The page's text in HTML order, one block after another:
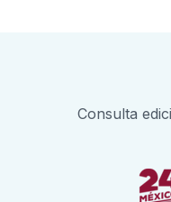
Consulta